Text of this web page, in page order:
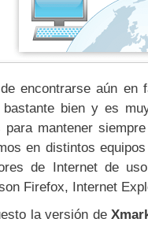
encontrarse aún en
bastante bien y es
para mantener
en distintos
de Internet de
Firefox, Internet
la versión de